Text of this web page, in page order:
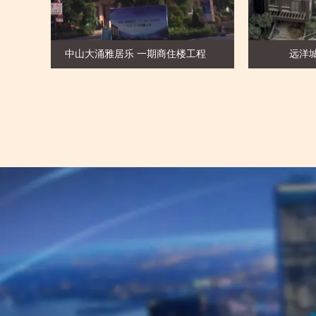
）1-14幢工程 中山大涌雅居乐 一期商住楼工程